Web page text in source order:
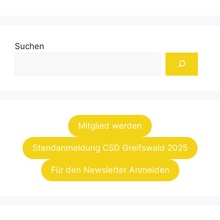
Suchen
Mitglied werden
Standanmeldung CSD Greifswald 2025
Für den Newsletter Anmelden